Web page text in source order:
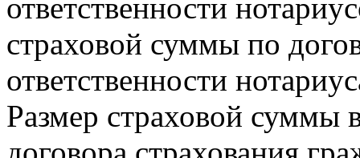
ответственности
страховой суммы по
ответственности
Размер страховой суммы